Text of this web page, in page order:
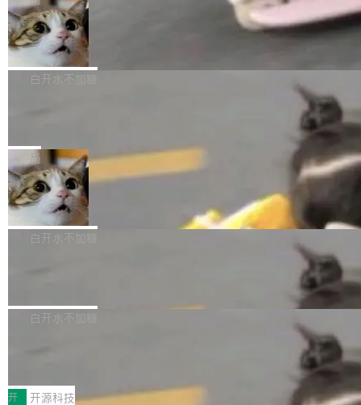
l 迁移或唤醒时，新宿主从 S3 恢复 SQLite 数据
库继续执行。存储库是持久化的唯一真相...
te 17 Pro、OPPO K15，要么是vivo X300 E这
样的次旗舰。 Galaxy Z Fold8 Ultra / Z Fold8 /
Z Flip8三款折叠屏新机均在7月22日发布，且全
部搭载骁龙8 Elite Gen5 for Galaxy，它们本该
本控制系统。目前处于 Early Access 阶段。 De
ltaDB 的核心思路直接写在 landing page 最显
眼的位置：「Software is made between com
mits」——软件是在 commit 之间写出来的。git
是把这段空隙补上。 回退到任何一次编辑：Delt
aDB 捕获 commit 之间的每一次操作，...
SpaceXAI 单季资本开支达 183 亿美元
根据风险投资人Tomer Tunguz 博客（VC 分
析）披露的最新分析与第二季度业绩报告，Spac
微软同期总资本开支的四成。 与亚马逊、Alpha
bet、微软以及 Meta 等传统科技巨头相比，Spa
ceXAI的资金消耗速度尤为引人瞩目。然而，支
撑庞大支出的资金来源却呈现出截然不同的面
貌。数据显示，微软和 Meta 主要依托充沛的经
白开水不加糖
一个在终端里运行的编程 agent；Muse Spark
1.2，驱动这个 agent 的新模型。一句话概括：
你可以用 curl -fsSL https://dev.meta.ai/install.
sh | bash 安装一个能在大项目里自动规划、写
代码、验证结果的 AI 终端工具。 据介绍，Muse
个主 agent 循环，外加一组后台 agent。这些后
局
美团开源 LoHoSearch，用知识图谱校
准 AI 能力认知
机器出题的前提，是让机器拥有全局视野。整个
构建流程可以分为四个环节：建图 → 控制难度
白开水不加糖
库，并将作为transport接入Mooncake TENT。
MPComm将作为一种传输引擎接入Mooncake T
白开水不加糖
型案例入选名单》，深信服“面向企业研发场景的
开 开源科技